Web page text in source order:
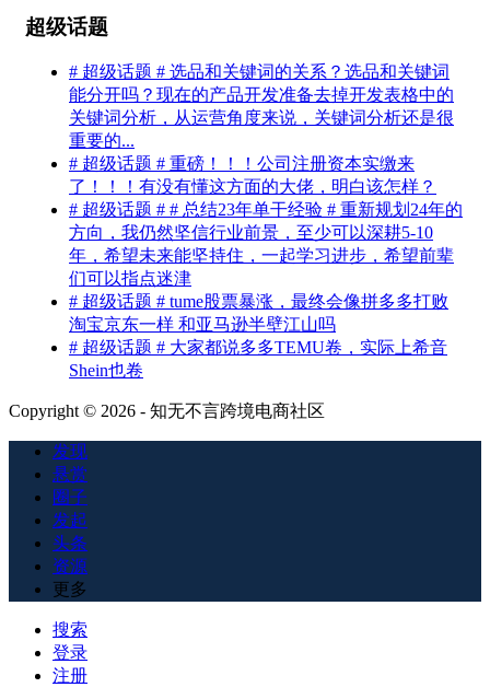
超级话题
# 超级话题 # 选品和关键词的关系？选品和关键词
能分开吗？现在的产品开发准备去掉开发表格中的
关键词分析，从运营角度来说，关键词分析还是很
重要的...
# 超级话题 # 重磅！！！公司注册资本实缴来
了！！！有没有懂这方面的大佬，明白该怎样？
# 超级话题 # # 总结23年单干经验 # 重新规划24年的
方向，我仍然坚信行业前景，至少可以深耕5-10
年，希望未来能坚持住，一起学习进步，希望前辈
们可以指点迷津
# 超级话题 # tume股票暴涨，最终会像拼多多打败
淘宝京东一样 和亚马逊半壁江山吗
# 超级话题 # 大家都说多多TEMU卷，实际上希音
Shein也卷
Copyright © 2026 - 知无不言跨境电商社区
发现
悬赏
圈子
发起
头条
资源
更多
搜索
登录
注册